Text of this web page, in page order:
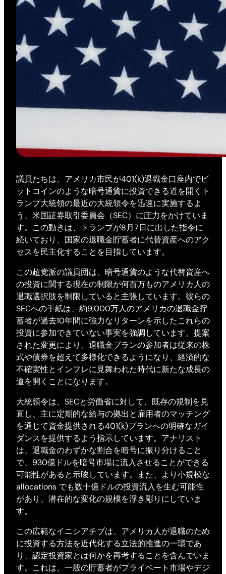
議員たちは、アメリカ市民が401(k)退職金口座内でビ
ットコインのような暗号通貨に投資できる道を開くト
ランプ大統領の最近の大統領令を迅速に実施するよ
う、米国証券取引委員会（SEC）に圧力をかけていま
す。この動きは、トランプが8月7日に出した指令に
続いており、国家の退職金貯蓄者に代替資産へのアク
セスを民主化することを目指しています。
この超党派の議員団は、暗号通貨のような代替資産へ
の投資に関する現在の制限が何百万ものアメリカ人の
退職選択肢を制限していると主張しています。彼らの
SECへの手紙は、約9,000万人のアメリカの退職金貯
蓄者が過去10年間に強力なリターンを示したこれらの
投資に参加できていない事実を強調しています。提案
された変更により、退職金プランの参加者は従来の株
式や債券を超えて多様化できるようになり、経済的な
不確実性とインフレに見舞われた時代に新たな成長の
道を開くことになります。
大統領令は、SECと労働省に対して、既存の規制を見
直し、主に定期的な給与の拠出と雇用者のマッチング
を通じて資金提供される401(k)プランへの明確なガイ
ダンスを提供するよう指示しています。アナリスト
は、退職金のわずかな割合を暗号に振り分けること
で、930億ドルを暗号市場に流入させることができる
可能性があると示唆しています。また、より小規模な
allocations でも数十億ドルの投資流入を生む可能性
があり、潜在的な変化の規模を浮き彫りにしていま
す。
この広範なイニシアチブは、アメリカ人が退職のため
に投資する方法を近代化する立法的推進の一環であ
り、認定投資家とは何かを再考することを含んでいま
す。これは、一般の貯蓄者がプライベート市場やデジ